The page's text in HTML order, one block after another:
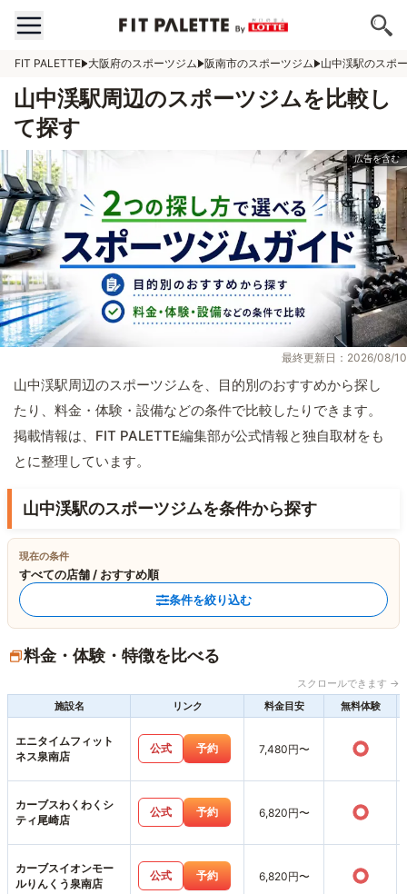
FIT PALETTE 大阪府のスポーツジム 阪南市のスポーツジム 山中渓駅のスポ
山中渓駅周辺のスポーツジムを比較し
て探す
最終更新日：2026/08/10
山中渓駅周辺のスポーツジムを、目的別のおすすめから探し
たり、料金・体験・設備などの条件で比較したりできます。
掲載情報は、FIT PALETTE編集部が公式情報と独自取材をも
とに整理しています。
山中渓駅のスポーツジムを条件から探す
現在の条件
すべての店舗 / おすすめ順
条件を絞り込む
料金・体験・特徴を比べる
スクロールできます →
施設名
リンク 料金目安 無料体験
エニタイムフィット
ネス泉南店
公式 予約 7,480円〜 ○
カーブスわくわくシ
ティ尾崎店
公式 予約 6,820円〜 ○
カーブスイオンモー
ルりんくう泉南店
公式 予約 6,820円〜 ○